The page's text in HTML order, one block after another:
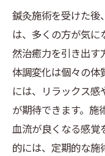
鍼灸施術を受けた後
は、多くの方が気に
然治癒力を引き出す
体調変化は個々の体
には、リラックス
が期待できます。施
血流が良くなる感覚
的には、定期的な